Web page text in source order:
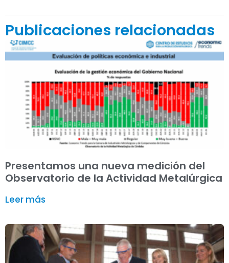
Publicaciones relacionadas
Presentamos una nueva medición del
Observatorio de la Actividad Metalúrgica
Leer más